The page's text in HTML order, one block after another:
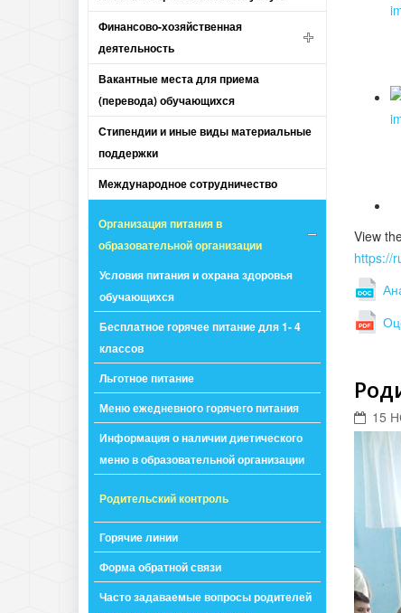
Финансово-хозяйственная
деятельность
Вакантные места для приема
(перевода) обучающихся
Стипендии и иные виды материальные
поддержки
Международное сотрудничество
Организация питания в
образовательной организации
Условия питания и охрана здоровья
обучающихся
Бесплатное горячее питание для 1- 4
классов
Льготное питание
Меню ежедневного горячего питания
Информация о наличии диетического
меню в образовательной организации
Родительский контроль
Горячие линии
Форма обратной связи
Часто задаваемые вопросы родителей
View
https://
15